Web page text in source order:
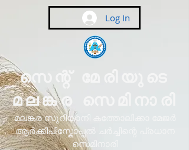
Log In
സെന്റ് മേരിയുടെ
മലങ്കര സെമിനാരി
മലങ്കര സുറിയാനി കത്തോലിക്കാ മേജർ
ആർക്കിപിസ്കോപ്പൽ ചർച്ചിന്റെ പ്രധാന
സെമിനാരി